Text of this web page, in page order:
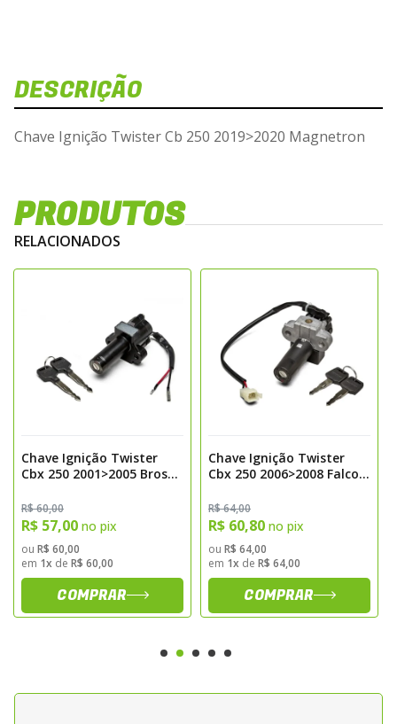
DESCRIÇÃO
Chave Ignição Twister Cb 250 2019>2020 Magnetron
PRODUTOS
RELACIONADOS
Chave Ignição Twister
Cbx 250 2001>2005 Bros
Magnetron
R$ 60,00
R$ 57,00 no pix
ou R$ 60,00
em 1x de R$ 60,00
COMPRAR
Chave Ignição Twister
Cbx 250 2006>2008 Falcon
2006>2008 Magnetron
R$ 64,00
R$ 60,80 no pix
ou R$ 64,00
em 1x de R$ 64,00
COMPRAR